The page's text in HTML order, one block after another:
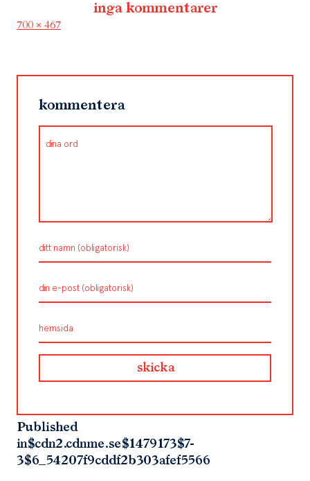
inga kommentarer
Full
700 × 467
kommentera
Published
in$cdn2.cdnme.se$1479173$7-
3$6_54207f9cddf2b303afef5566